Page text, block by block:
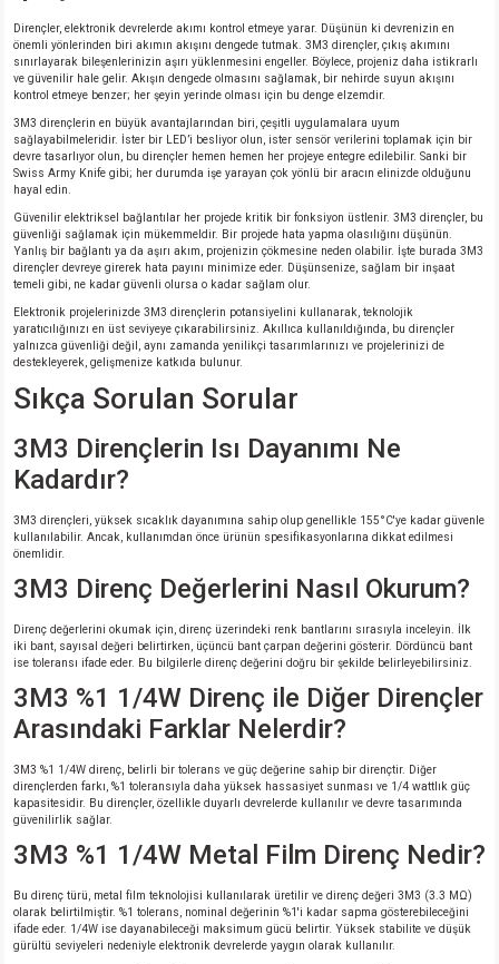
MARKA)
Dirençler, elektronik devrelerde akımı kontrol etmeye yarar. Düşünün ki devrenizin en
önemli yönlerinden biri akımın akışını dengede tutmak. 3M3 dirençler, çıkış akımını
sınırlayarak bileşenlerinizin aşırı yüklenmesini engeller. Böylece, projeniz daha istikrarlı
ve güvenilir hale gelir. Akışın dengede olmasını sağlamak, bir nehirde suyun akışını
kontrol etmeye benzer; her şeyin yerinde olması için bu denge elzemdir.
3M3 dirençlerin en büyük avantajlarından biri, çeşitli uygulamalara uyum
sağlayabilmeleridir. İster bir LED’i besliyor olun, ister sensör verilerini toplamak için bir
devre tasarlıyor olun, bu dirençler hemen hemen her projeye entegre edilebilir. Sanki bir
Swiss Army Knife gibi; her durumda işe yarayan çok yönlü bir aracın elinizde olduğunu
hayal edin.
Güvenilir elektriksel bağlantılar her projede kritik bir fonksiyon üstlenir. 3M3 dirençler, bu
güvenliği sağlamak için mükemmeldir. Bir projede hata yapma olasılığını düşünün.
Yanlış bir bağlantı ya da aşırı akım, projenizin çökmesine neden olabilir. İşte burada 3M3
dirençler devreye girerek hata payını minimize eder. Düşünsenize, sağlam bir inşaat
temeli gibi, ne kadar güvenli olursa o kadar sağlam olur.
Elektronik projelerinizde 3M3 dirençlerin potansiyelini kullanarak, teknolojik
yaratıcılığınızı en üst seviyeye çıkarabilirsiniz. Akıllıca kullanıldığında, bu dirençler
yalnızca güvenliği değil, aynı zamanda yenilikçi tasarımlarınızı ve projelerinizi de
destekleyerek, gelişmenize katkıda bulunur.
Sıkça Sorulan Sorular
3M3 Dirençlerin Isı Dayanımı Ne
Kadardır?
3M3 dirençleri, yüksek sıcaklık dayanımına sahip olup genellikle 155°C'ye kadar güvenle
kullanılabilir. Ancak, kullanımdan önce ürünün spesifikasyonlarına dikkat edilmesi
önemlidir.
3M3 Direnç Değerlerini Nasıl Okurum?
Direnç değerlerini okumak için, direnç üzerindeki renk bantlarını sırasıyla inceleyin. İlk
iki bant, sayısal değeri belirtirken, üçüncü bant çarpan değerini gösterir. Dördüncü bant
ise toleransı ifade eder. Bu bilgilerle direnç değerini doğru bir şekilde belirleyebilirsiniz.
3M3 %1 1/4W Direnç ile Diğer Dirençler
Arasındaki Farklar Nelerdir?
3M3 %1 1/4W direnç, belirli bir tolerans ve güç değerine sahip bir dirençtir. Diğer
dirençlerden farkı, %1 toleransıyla daha yüksek hassasiyet sunması ve 1/4 wattlık güç
kapasitesidir. Bu dirençler, özellikle duyarlı devrelerde kullanılır ve devre tasarımında
güvenilirlik sağlar.
3M3 %1 1/4W Metal Film Direnç Nedir?
Bu direnç türü, metal film teknolojisi kullanılarak üretilir ve direnç değeri 3M3 (3.3 MΩ)
olarak belirtilmiştir. %1 tolerans, nominal değerinin %1'i kadar sapma gösterebileceğini
ifade eder. 1/4W ise dayanabileceği maksimum gücü belirtir. Yüksek stabilite ve düşük
gürültü seviyeleri nedeniyle elektronik devrelerde yaygın olarak kullanılır.